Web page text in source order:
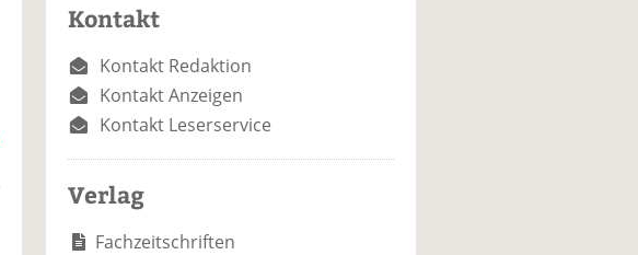
Kontakt
Kontakt Redaktion
Kontakt Anzeigen
Kontakt Leserservice
Verlag
Fachzeitschriften